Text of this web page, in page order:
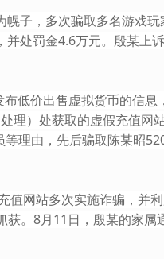
子，多次骗取多名游戏
处罚金4.6万元。殷某上
价出售虚拟货币的信息
理）处获取的虚假充值网
理由，先后骗取陈某昭
网站多次实施诈骗，并
。8月11日，殷某的家属